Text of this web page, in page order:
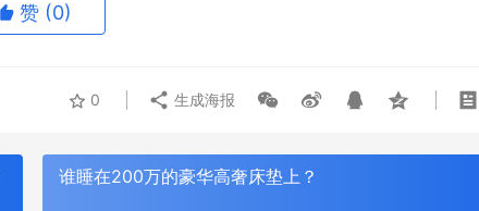
赞 (0)
0 生成海报
谁睡在200万的豪华高奢床垫上？